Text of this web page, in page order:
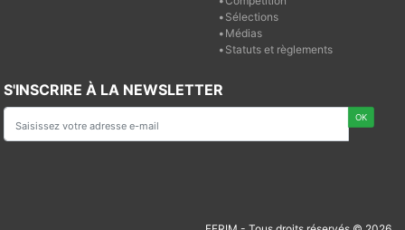
Sélections
Médias
Statuts et règlements
S'INSCRIRE À LA NEWSLETTER